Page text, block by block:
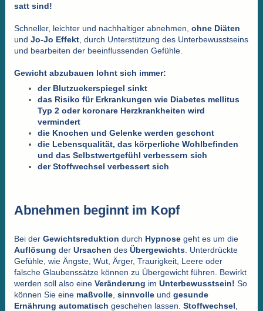
satt sind!
Schneller, leichter und nachhaltiger abnehmen, ohne Diäten
und Jo-Jo Effekt, durch Unterstützung des Unterbewusstseins
und bearbeiten der beeinflussenden Gefühle.
Gewicht abzubauen lohnt sich immer:
der Blutzuckerspiegel sinkt
das Risiko für Erkrankungen wie Diabetes mellitus
Typ 2 oder koronare Herzkrankheiten wird
vermindert
die Knochen und Gelenke werden geschont
die Lebensqualität, das körperliche Wohlbefinden
und das Selbstwertgefühl verbessern sich
der Stoffwechsel verbessert sich
Abnehmen beginnt im Kopf
Bei der Gewichtsreduktion durch Hypnosegeht es um die
Auflösung der Ursachen des Übergewichts. Unterdrückte
Gefühle, wie Ängste, Wut, Ärger, Traurigkeit, Leere oder
falsche Glaubenssätze können zu Übergewicht führen. Bewirkt
werden soll also eine Veränderung im Unterbewusstsein! So
können Sie eine maßvolle, sinnvolleund gesunde
Ernährung automatisch geschehen lassen. Stoffwechsel